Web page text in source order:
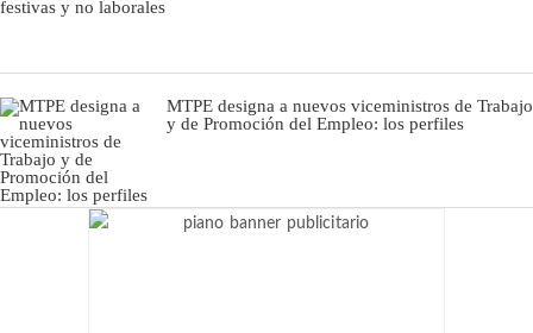
MTPE designa a nuevos viceministros de Trabajo
y de Promoción del Empleo: los perfiles